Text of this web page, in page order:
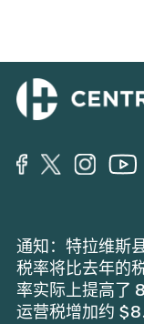
通知：特拉维斯
税率将比去年的
率实际上提高了
运营税增加约